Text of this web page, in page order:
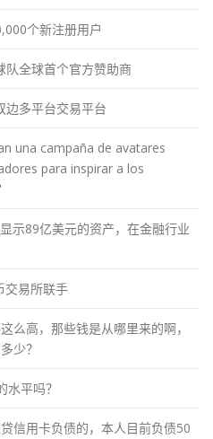
个新注册用户
全球首个官方赞助商
边多平台交易平台
una campaña de avatares
para inspirar a los
示89亿美元的资产，在金融行业
交易所联手
么高，那些钱是从哪里来的啊，
少？
平吗？
信用卡负债的，本人目前负债50